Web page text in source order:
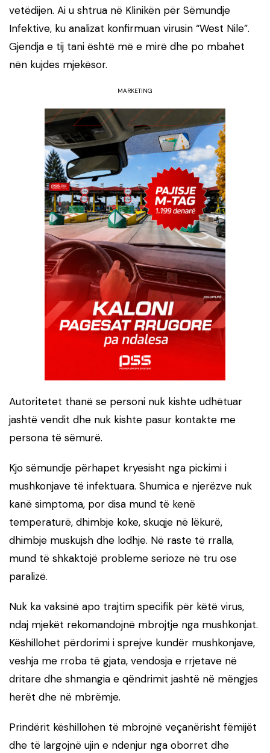
vetëdijen. Ai u shtrua në Klinikën për Sëmundje
Infektive, ku analizat konfirmuan virusin “West Nile”.
Gjendja e tij tani është më e mirë dhe po mbahet
nën kujdes mjekësor.
MARKETING
Autoritetet thanë se personi nuk kishte udhëtuar
jashtë vendit dhe nuk kishte pasur kontakte me
persona të sëmurë.
Kjo sëmundje përhapet kryesisht nga pickimi i
mushkonjave të infektuara. Shumica e njerëzve nuk
kanë simptoma, por disa mund të kenë
temperaturë, dhimbje koke, skuqje në lëkurë,
dhimbje muskujsh dhe lodhje. Në raste të rralla,
mund të shkaktojë probleme serioze në tru ose
paralizë.
Nuk ka vaksinë apo trajtim specifik për këtë virus,
ndaj mjekët rekomandojnë mbrojtje nga mushkonjat.
Këshillohet përdorimi i sprejve kundër mushkonjave,
veshja me rroba të gjata, vendosja e rrjetave në
dritare dhe shmangia e qëndrimit jashtë në mëngjes
herët dhe në mbrëmje.
Prindërit këshillohen të mbrojnë veçanërisht fëmijët
dhe të largojnë ujin e ndenjur nga oborret dhe